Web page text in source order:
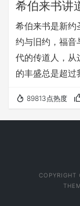
希伯来书讲
希伯来书是新约
约与旧约，福音
代的传道人，从
的丰盛总是超过
福音的长阔高
就，灵里更新
的祝福，因为
89813点热度
COPYRIGHT